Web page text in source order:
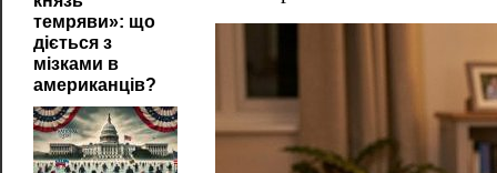
темряви»: що
діється з
мізками в
американців?